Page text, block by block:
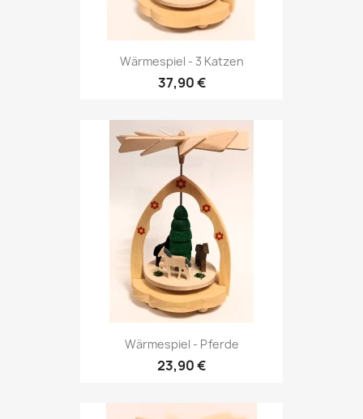
Wärmespiel - 3 Katzen
37,90 €
Wärmespiel - Pferde
23,90 €